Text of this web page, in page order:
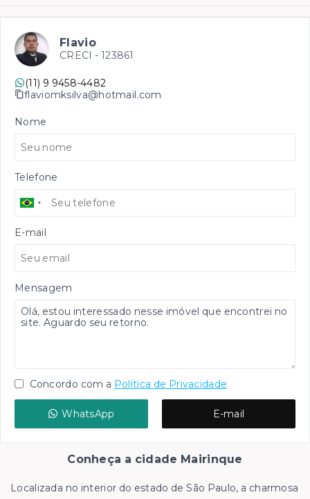
Flavio
CRECI - 123861
(11) 9 9458-4482
flaviomksilva@hotmail.com
Nome
Telefone
E-mail
Mensagem
Concordo com a Política de Privacidade
WhatsApp E-mail
Conheça a cidade Mairinque
Localizada no interior do estado de São Paulo, a charmosa